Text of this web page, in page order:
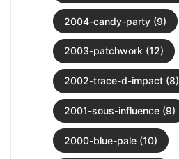
2004-candy-party (9)
2003-patchwork (12)
2002-trace-d-impact (8)
2001-sous-influence (9)
2000-blue-pale (10)